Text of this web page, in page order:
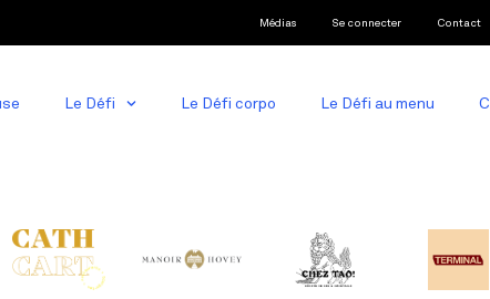
Médias Se connecter Contact
Le Défi Le Défi corpo Le Défi au menu